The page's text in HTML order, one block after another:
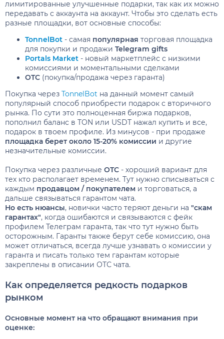
лимитированные улучшенные подарки, так как их можно
передавать с аккаунта на аккаунт. Чтобы это сделать есть
разные площадки, вот основные способы:
TonnelBot - самая популярная торговая площадка
для покупки и продажи Telegram gifts
Portals Market - новый маркетплейс с низкими
комиссиями и моментальными сделками
OTC (покупка/продажа через гаранта)
Покупка через TonnelBot на данный момент самый
популярный способ приобрести подарок с вторичного
рынка. По сути это полноценная биржа подарков,
пополнил баланс в TON или USDT нажал купить и все,
подарок в твоем профиле. Из минусов - при продаже
площадка берет около 15-20% комиссии и другие
незначительные комиссии.
Покупка через различные OTC - хороший вариант для
тех кто располагает временем. Тут нужно списываться с
каждым продавцом / покупателем и торговаться, а
дальше связываться гарантом чата.
Но есть нюансы, новички часто теряют деньги на "скам
гарантах", когда ошибаются и связываются с фейк
профилем Телеграм гаранта, так что тут нужно быть
осторожным. Гаранты также берут себе комиссию, она
может отличаться, всегда лучше узнавать о комиссии у
гаранта и писать только тем гарантам которые
закреплены в описании ОТС чата.
Как определяется редкость подарков
рынком
Основные момент на что обращают внимания при
оценке: